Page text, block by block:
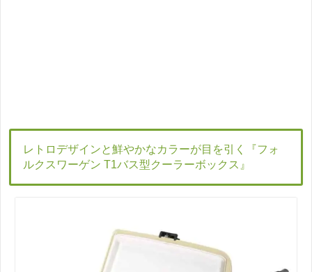
レトロデザインと鮮やかなカラーが目を引く『フォ
ルクスワーゲン T1バス型クーラーボックス』